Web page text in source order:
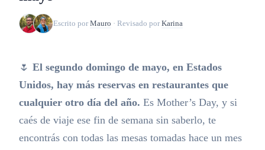
Escrito por Mauro · Revisado por Karina
🌷 El segundo domingo de mayo, en Estados
Unidos, hay más reservas en restaurantes que
cualquier otro día del año. Es Mother’s Day, y si
caés de viaje ese fin de semana sin saberlo, te
encontrás con todas las mesas tomadas hace un mes